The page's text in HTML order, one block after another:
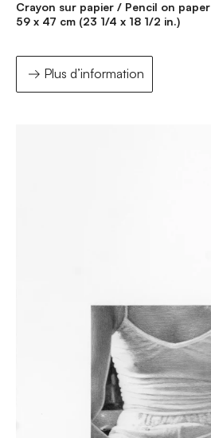
Crayon sur papier / Pencil on paper
59 x 47 cm (23 1/4 x 18 1/2 in.)
Plus d’information